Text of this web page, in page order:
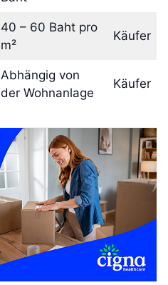
40 – 60 Baht pro
m²
Käufer
Abhängig von
der Wohnanlage
Käufer